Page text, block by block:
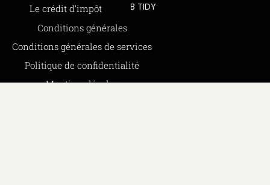
Le crédit d’impôt
Offre de parrainage 50-50
FAQ
BLOG
Conditions générales
Conditions générales de services
Politique de confidentialité
Mentions légales
CLUB TIDY
59000 LILLE
979 480 886 RCS LILLE Métropole